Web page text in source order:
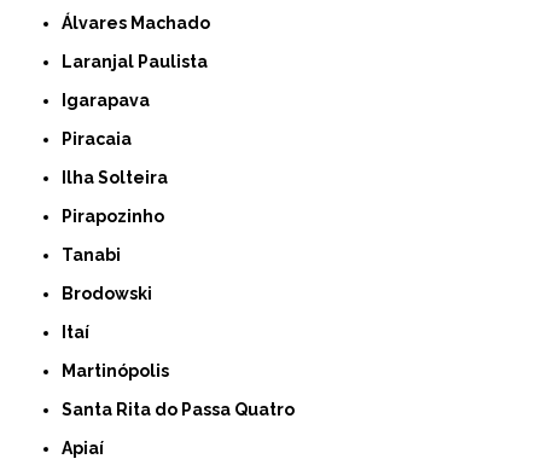
Álvares Machado
Laranjal Paulista
Igarapava
Piracaia
Ilha Solteira
Pirapozinho
Tanabi
Brodowski
Itaí
Martinópolis
Santa Rita do Passa Quatro
Apiaí